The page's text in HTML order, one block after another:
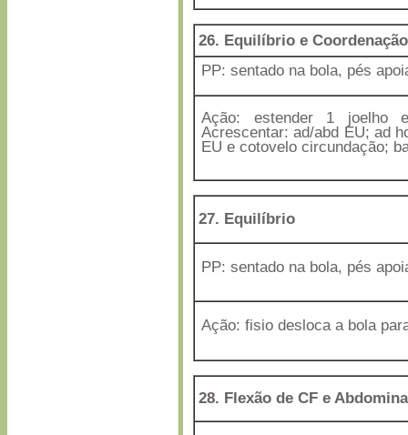
26. Equilíbrio e Coordenação
PP: sentado na bola, pés
Ação: estender 1 joelho
Acrescentar: ad/abd EU; ad
EU e cotovelo circundação;
27. Equilíbrio
PP: sentado na bola, pés
Ação: fisio desloca a bola
28. Flexão de CF e